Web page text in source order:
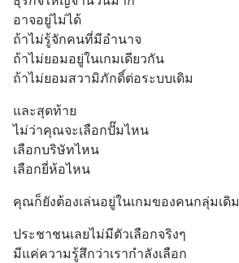
อาจอยู่ไม่ได้
ถ้าไม่รู้จักคนที่มีอำนาจ
ถ้าไม่ยอมอยู่ในเกมเดียวกัน
ถ้าไม่ยอมสวามิภักดิ์ต่อระบบเดิม
และสุดท้าย
ไม่ว่าคุณจะเลือกปั๊มไหน
เลือกบริษัทไหน
เลือกยี่ห้อไหน
คุณก็ยังต้องเล่นอยู่ในเกมของคนกลุ่มเดิม
ประชาชนเลยไม่มีตัวเลือกจริงๆ
มีแค่ความรู้สึกว่าเรากำลังเลือก